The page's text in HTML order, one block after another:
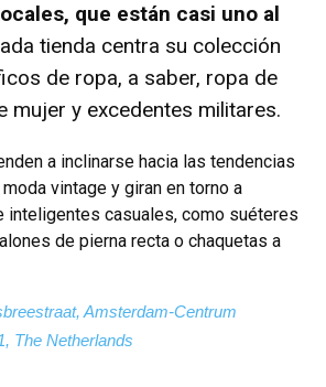
que están casi uno al
tienda centra su colección
de ropa, a saber, ropa de
mujer y excedentes militares.
a inclinarse hacia las tendencias
vintage y giran en torno a
inteligentes casuales, como suéteres
de pierna recta o chaquetas a
Amsterdam-Centrum
The Netherlands